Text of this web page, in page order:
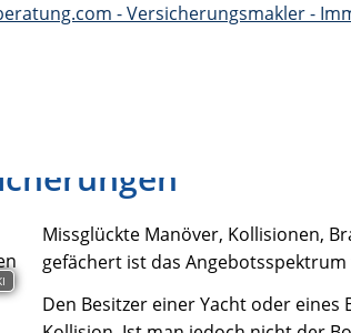
Missglückte Manöver, Kollisionen,
gefächert ist das
Den Besitzer einer Yacht oder